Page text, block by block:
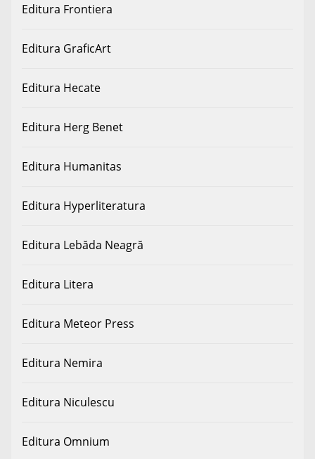
Editura Frontiera
Editura GraficArt
Editura Hecate
Editura Herg Benet
Editura Humanitas
Editura Hyperliteratura
Editura Lebăda Neagră
Editura Litera
Editura Meteor Press
Editura Nemira
Editura Niculescu
Editura Omnium